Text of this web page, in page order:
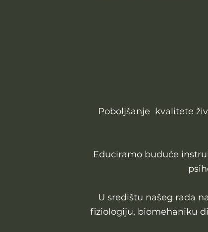
Poboljšanje kvalitete
Educiramo buduće
U središtu našeg rada
fiziologiju, biomehaniku